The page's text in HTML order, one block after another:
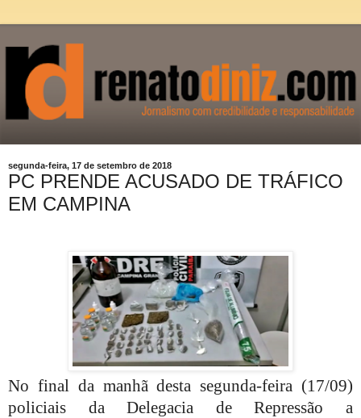
segunda-feira, 17 de setembro de 2018
PC PRENDE ACUSADO DE TRÁFICO
EM CAMPINA
No final da manhã desta segunda-feira (17/09)
policiais da Delegacia de Repressão a